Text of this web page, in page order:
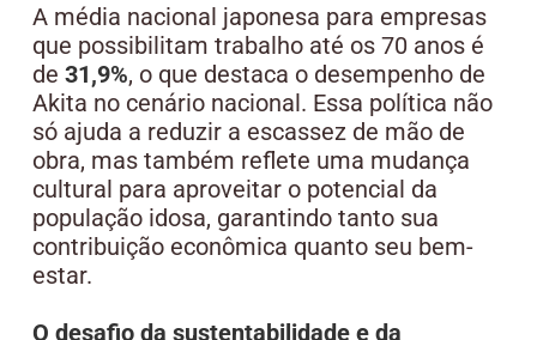
A média nacional japonesa para empresas
que possibilitam trabalho até os 70 anos é
de 31,9%, o que destaca o desempenho de
Akita no cenário nacional. Essa política não
só ajuda a reduzir a escassez de mão de
obra, mas também reflete uma mudança
cultural para aproveitar o potencial da
população idosa, garantindo tanto sua
contribuição econômica quanto seu bem-
estar.
O desafio da sustentabilidade e da